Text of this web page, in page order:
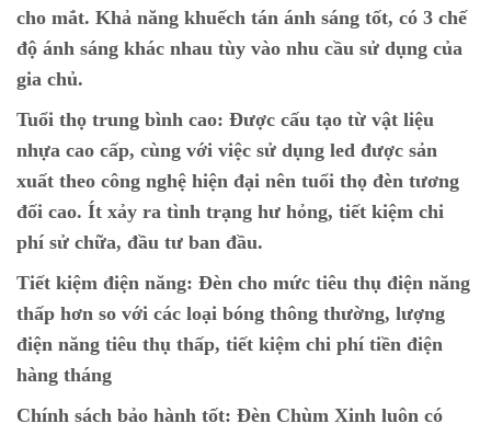
cho mắt. Khả năng khuếch tán ánh sáng tốt, có 3 chế
độ ánh sáng khác nhau tùy vào nhu cầu sử dụng của
gia chủ.
Tuổi thọ trung bình cao: Được cấu tạo từ vật liệu
nhựa cao cấp, cùng với việc sử dụng led được sản
xuất theo công nghệ hiện đại nên tuổi thọ đèn tương
đối cao. Ít xảy ra tình trạng hư hỏng, tiết kiệm chi
phí sử chữa, đầu tư ban đầu.
Tiết kiệm điện năng: Đèn cho mức tiêu thụ điện năng
thấp hơn so với các loại bóng thông thường, lượng
điện năng tiêu thụ thấp, tiết kiệm chi phí tiền điện
hàng tháng
Chính sách bảo hành tốt: Đèn Chùm Xinh luôn có